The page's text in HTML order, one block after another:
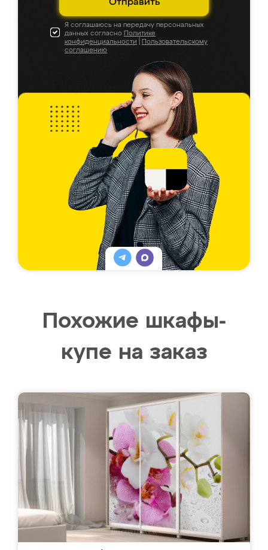
Отправить
Я соглашаюсь на передачу персональных
данных согласно Политике
конфиденциальности
Пользовательскому
соглашению
Похожие шкафы-
купе на заказ